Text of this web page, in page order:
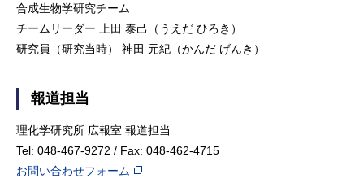
合成生物学研究チーム
チームリーダー 上田 泰己（うえだ ひろき）
研究員（研究当時） 神田 元紀（かんだ げんき）
報道担当
理化学研究所 広報室 報道担当
Tel: 048-467-9272 / Fax: 048-462-4715
お問い合わせフォーム